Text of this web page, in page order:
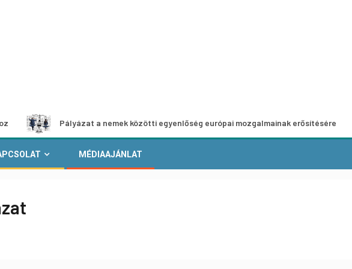
Pályázat a nemek közötti egyenlőség európai mozgalmainak erősítésére
MÉDIAAJÁNLAT